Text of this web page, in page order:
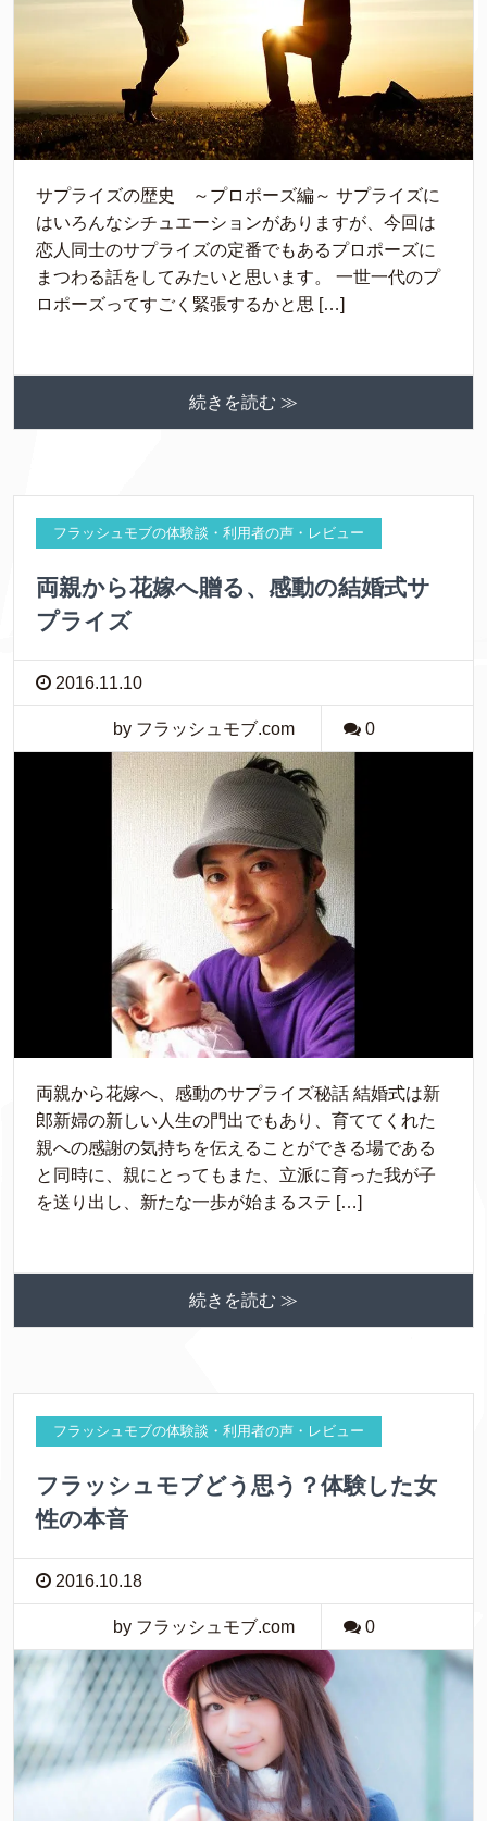
サプライズの歴史 ～プロポーズ編～ サプライズに
はいろんなシチュエーションがありますが、今回は
恋人同士のサプライズの定番でもあるプロポーズに
まつわる話をしてみたいと思います。 一世一代のプ
ロポーズってすごく緊張するかと思 […]
続きを読む ≫
フラッシュモブの体験談・利用者の声・レビュー
両親から花嫁へ贈る、感動の結婚式サ
プライズ
2016.11.10
by フラッシュモブ.com 0
両親から花嫁へ、感動のサプライズ秘話 結婚式は新
郎新婦の新しい人生の門出でもあり、育ててくれた
親への感謝の気持ちを伝えることができる場である
と同時に、親にとってもまた、立派に育った我が子
を送り出し、新たな一歩が始まるステ […]
続きを読む ≫
フラッシュモブの体験談・利用者の声・レビュー
フラッシュモブどう思う？体験した女
性の本音
2016.10.18
by フラッシュモブ.com 0